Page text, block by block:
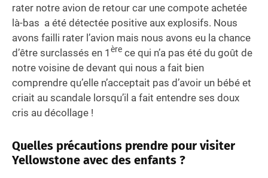
rater notre avion de retour car une compote achetée
là-bas a été détectée positive aux explosifs. Nous
avons failli rater l’avion mais nous avons eu la chance
d’être surclassés en 1 ère ce qui n’a pas été du goût de
notre voisine de devant qui nous a fait bien
comprendre qu’elle n’acceptait pas d’avoir un bébé et
criait au scandale lorsqu’il a fait entendre ses doux
cris au décollage !
Quelles précautions prendre pour visiter
Yellowstone avec des enfants ?